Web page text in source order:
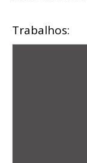
Trabalhos: